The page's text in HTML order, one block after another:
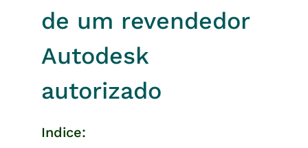
de um revendedor
Autodesk
autorizado
Indice: